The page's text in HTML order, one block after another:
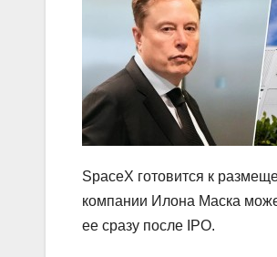
SpaceX готовится к
компании Илона Маска
ее сразу после IPO.